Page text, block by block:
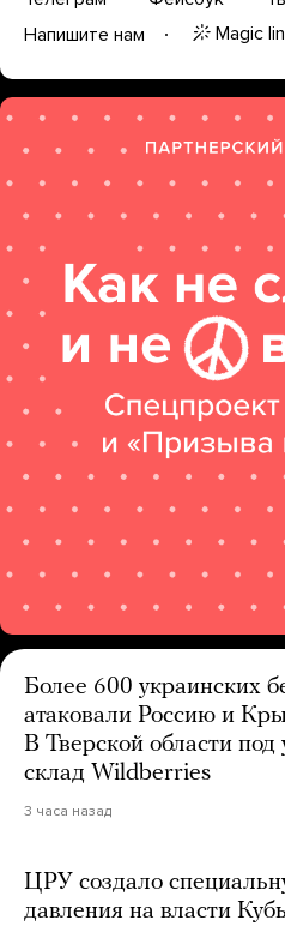
Напишите нам
Magic
Более 600 украинских
атаковали Россию и
В Тверской области под
склад Wildberries
3 часа назад
ЦРУ создало
давления на власти